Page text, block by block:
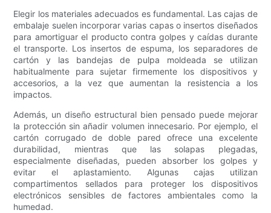
Elegir los materiales adecuados es fundamental. Las cajas de
embalaje suelen incorporar varias capas o insertos diseñados
para amortiguar el producto contra golpes y caídas durante
el transporte. Los insertos de espuma, los separadores de
cartón y las bandejas de pulpa moldeada se utilizan
habitualmente para sujetar firmemente los dispositivos y
accesorios, a la vez que aumentan la resistencia a los
impactos.
Además, un diseño estructural bien pensado puede mejorar
la protección sin añadir volumen innecesario. Por ejemplo, el
cartón corrugado de doble pared ofrece una excelente
durabilidad, mientras que las solapas plegadas,
especialmente diseñadas, pueden absorber los golpes y
evitar el aplastamiento. Algunas cajas utilizan
compartimentos sellados para proteger los dispositivos
electrónicos sensibles de factores ambientales como la
humedad.